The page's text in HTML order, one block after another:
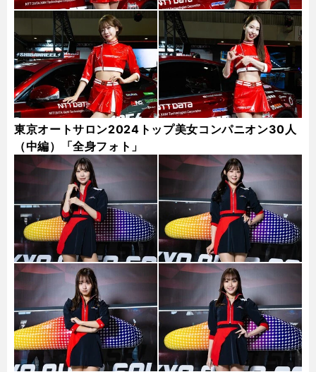
東京オートサロン2024トップ美女コンパニオン30人
（中編）「全身フォト」